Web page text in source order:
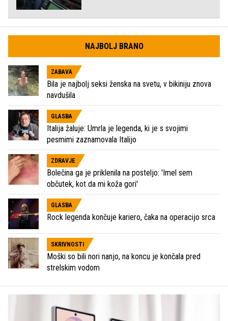
NAJBOLJ BRANO
ZABAVA
Bila je najbolj seksi ženska na svetu, v bikiniju znova
navdušila
GLASBA
Italija žaluje: Umrla je legenda, ki je s svojimi
pesmimi zaznamovala Italijo
ZDRAVJE
Bolečina ga je priklenila na posteljo: 'Imel sem
občutek, kot da mi koža gori'
GLASBA
Rock legenda končuje kariero, čaka na operacijo srca
SKRIVNOSTI
Moški so bili nori nanjo, na koncu je končala pred
strelskim vodom